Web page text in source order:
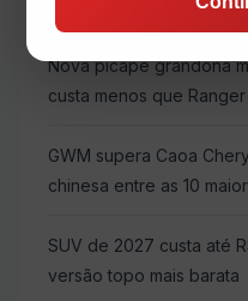
Nova picape grandona
custa menos que
GWM supera Caoa
chinesa entre as 10
SUV de 2027 custa até
versão topo mais barata